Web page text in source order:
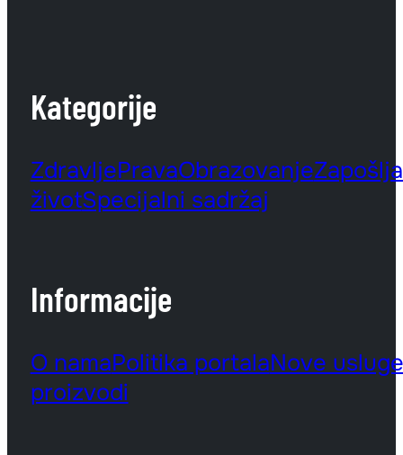
Kategorije
ZdravljePravaObrazovanje
životSpecijalni sadržaj
Informacije
O namaPolitika portalaNove usluge
proizvodi